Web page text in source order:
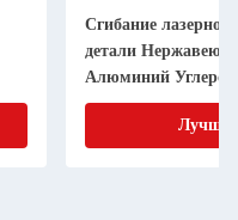
Сгибание
детали
Алюминий